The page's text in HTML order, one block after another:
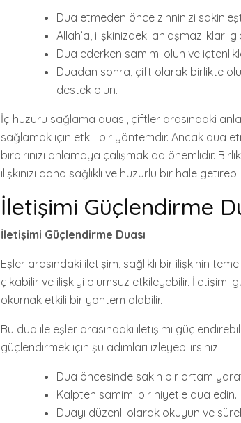
Dua etmeden önce zihninizi
Allah’a, ilişkinizdeki anlaşmazlıkları
Dua ederken samimi olun ve
Duadan sonra, çift olarak birlikte
destek olun.
İç huzuru sağlama duası, çiftler arasındaki
sağlamak için etkili bir yöntemdir. Ancak dua
birbirinizi anlamaya çalışmak da önemlidir.
ilişkinizi daha sağlıklı ve huzurlu bir hale
İletişimi Güçlendirme
İletişimi Güçlendirme Duası
Eşler arasındaki iletişim, sağlıklı bir ilişkinin
çıkabilir ve ilişkiyi olumsuz etkileyebilir.
okumak etkili bir yöntem olabilir.
Bu dua ile eşler arasındaki iletişimi
güçlendirmek için şu adımları izleyebilirsiniz:
Dua öncesinde sakin bir ortam
Kalpten samimi bir niyetle dua edin.
Duayı düzenli olarak okuyun ve